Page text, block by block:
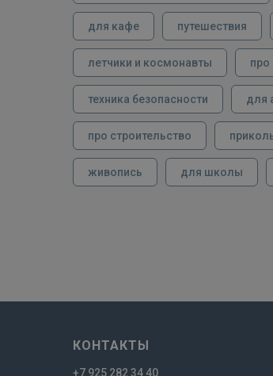
для кафе путешествия
летчики и космонавты
техника безопасности для
про строительство
живопись для школы
КОНТАКТЫ
+7 925 282 34 40